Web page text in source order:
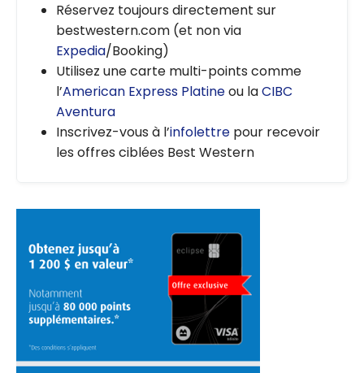
Réservez toujours directement sur
bestwestern.com (et non via
Expedia/Booking)
Utilisez une carte multi-points comme
l’American Express Platineou laCIBC
Aventura
Inscrivez-vous à l’infolettre pour recevoir
les offres ciblées Best Western